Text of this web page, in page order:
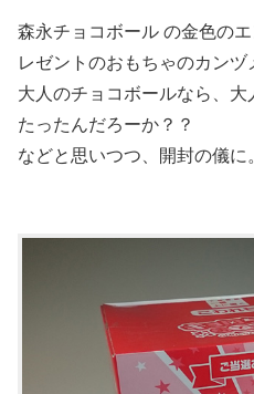
森永チョコボール の金色の
レゼントのおもちゃのカンヅ
大人のチョコボールなら、
たったんだろーか？？
などと思いつつ、開封の儀に